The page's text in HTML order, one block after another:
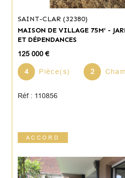
SAINT-CLAR (32380)
MAISON DE VILLAGE 75M² -
ET DÉPENDANCES
125 000 €
4 Pièce(s) 2
Réf : 110856
ACCORD